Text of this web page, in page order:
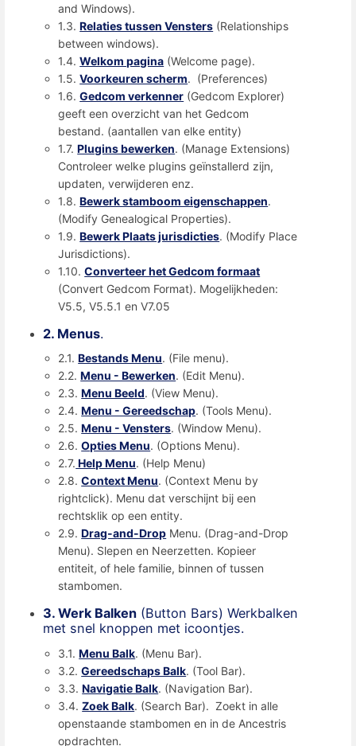
and Windows).
1.3.Relaties tussen Vensters (Relationships
between windows).
1.4.Welkom pagina (Welcome page).
1.5.Voorkeuren scherm. (Preferences)
1.6.Gedcom verkenner (Gedcom Explorer)
geeft een overzicht van het Gedcom
bestand. (aantallen van elke entity)
1.7.Plugins bewerken. (Manage Extensions)
Controleer welke plugins geïnstallerd zijn,
updaten, verwijderen enz.
1.8.Bewerk stamboom eigenschappen.
(Modify Genealogical Properties).
1.9.Bewerk Plaats jurisdicties. (Modify Place
Jurisdictions).
1.10.Converteer het Gedcom formaat
(Convert Gedcom Format). Mogelijkheden:
V5.5, V5.5.1 en V7.05
2. Menus.
2.1.Bestands Menu. (File menu).
2.2.Menu - Bewerken. (Edit Menu).
2.3.Menu Beeld. (View Menu).
2.4.Menu - Gereedschap. (Tools Menu).
2.5.Menu - Vensters. (Window Menu).
2.6.Opties Menu. (Options Menu).
2.7. Help Menu. (Help Menu)
2.8.Context Menu. (Context Menu by
rightclick). Menu dat verschijnt bij een
rechtsklik op een entity.
2.9.Drag-and-Drop Menu. (Drag-and-Drop
Menu). Slepen en Neerzetten. Kopieer
entiteit, of hele familie, binnen of tussen
stambomen.
3. Werk Balken (Button Bars) Werkbalken
met snel knoppen met icoontjes.
3.1.Menu Balk. (Menu Bar).
3.2.Gereedschaps Balk. (Tool Bar).
3.3.Navigatie Balk. (Navigation Bar).
3.4.Zoek Balk. (Search Bar). Zoekt in alle
openstaande stambomen en in de Ancestris
opdrachten.